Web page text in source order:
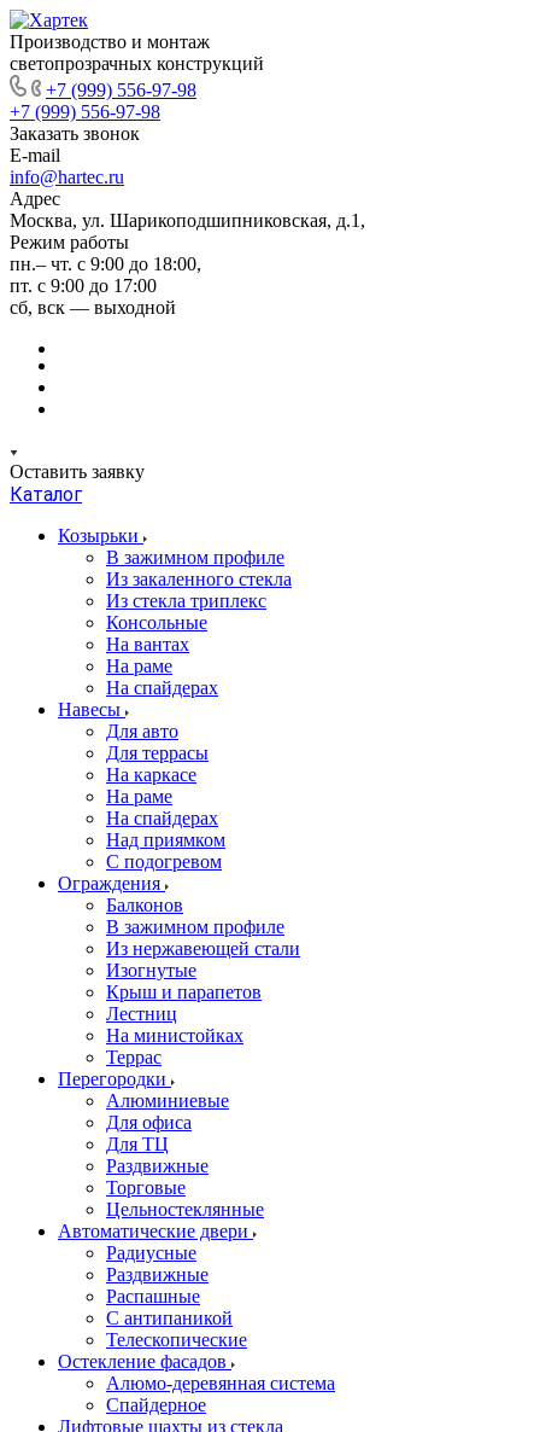
Производство и монтаж
светопрозрачных конструкций
+7 (999) 556-97-98
+7 (999) 556-97-98
Заказать звонок
E-mail
info@hartec.ru
Адрес
Москва, ул. Шарикоподшипниковская, д.1,
Режим работы
пн.– чт. с 9:00 до 18:00,
пт. с 9:00 до 17:00
сб, вск — выходной
Оставить заявку
Каталог
Козырьки
В зажимном профиле
Из закаленного стекла
Из стекла триплекс
Консольные
На вантах
На раме
На спайдерах
Навесы
Для авто
Для террасы
На каркасе
На раме
На спайдерах
Над приямком
С подогревом
Ограждения
Балконов
В зажимном профиле
Из нержавеющей стали
Изогнутые
Крыш и парапетов
Лестниц
На министойках
Террас
Перегородки
Алюминиевые
Для офиса
Для ТЦ
Раздвижные
Торговые
Цельностеклянные
Автоматические двери
Радиусные
Раздвижные
Распашные
С антипаникой
Телескопические
Остекление фасадов
Алюмо-деревянная система
Спайдерное
Лифтовые шахты из стекла